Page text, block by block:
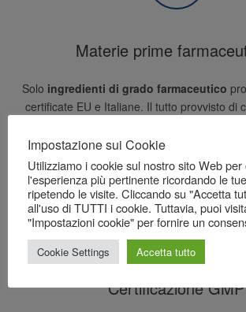
Materie prime
Solo ingredienti di grado farmaceutico
certificate EU e Italiane. Il tutto provvisto di
Certificazione GMP
Impostazione sui Cookie
Utilizziamo i cookie sul nostro sito Web per
l'esperienza più pertinente ricordando le
ripetendo le visite. Cliccando su "Accetta
all'uso di TUTTI i cookie. Tuttavia, puoi
"Impostazioni cookie" per fornire un
Cookie Settings Accetta tutto